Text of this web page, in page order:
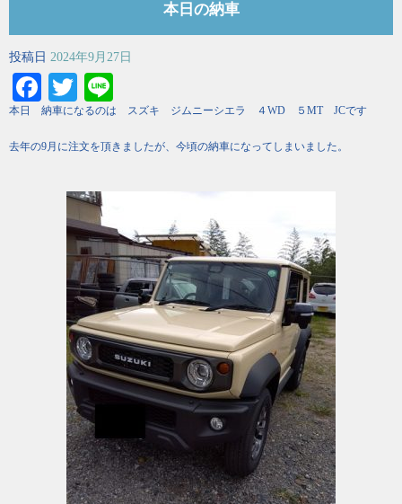
本日の納車
投稿日 2024年9月27日
Facebook
Twitter
本日 納車になるのは スズキ ジムニーシエラ ４WD ５MT JCです
去年の9月に注文を頂きましたが、今頃の納車になってしまいました。